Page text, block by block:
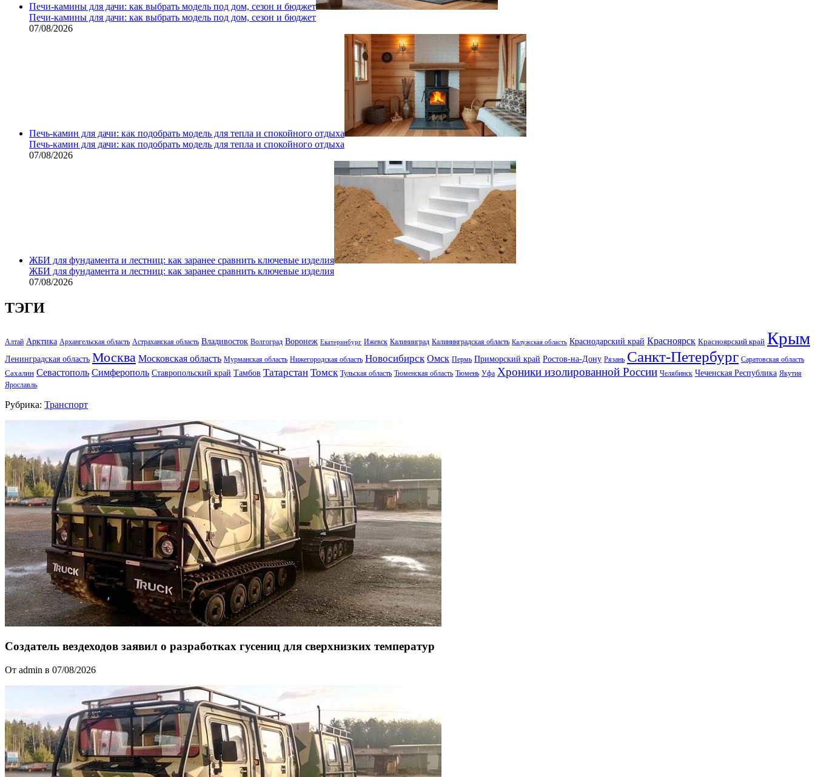
Печи-камины для дачи: как выбрать модель под дом, сезон и бюджет
Печи-камины для дачи: как выбрать модель под дом, сезон и бюджет
07/08/2026
Печь-камин для дачи: как подобрать модель для тепла и спокойного отдыха
Печь-камин для дачи: как подобрать модель для тепла и спокойного отдыха
07/08/2026
ЖБИ для фундамента и лестниц: как заранее сравнить ключевые изделия
ЖБИ для фундамента и лестниц: как заранее сравнить ключевые изделия
07/08/2026
ТЭГИ
Алтай Арктика Архангельская область Астраханская область Владивосток Волгоград Воронеж Екатеринбург Ижевск Калининград Калининградская область Калужская область Краснодарский край Красноярск Красноярский край Крым
Ленинградская область Москва Московская область Мурманская область Нижегородская область Новосибирск Омск Пермь Приморский край Ростов-на-Дону Рязань Санкт-Петербург Саратовская область
Сахалин Севастополь Симферополь Ставропольский край Тамбов Татарстан Томск Тульская область Тюменская область Тюмень Уфа Хроники изолированной России Челябинск Чеченская Республика Якутия
Ярославль
Рубрика: Транспорт
Создатель вездеходов заявил о разработках гусениц для сверхнизких температур
От admin в 07/08/2026